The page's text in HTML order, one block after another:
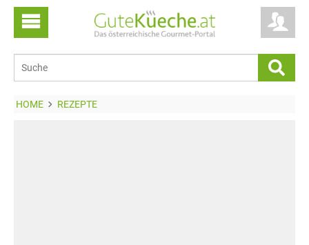
HOME REZEPTE